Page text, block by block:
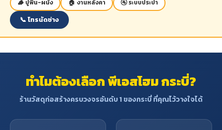
🪵 ปูพื้น-ผนัง
🏠 งานหลังคา 🚰 ระบบประปา
📞 โทรนัดช่าง
ทำไมต้องเลือก พีเอสโฮม กระบี่?
ร้านวัสดุก่อสร้างครบวงจรอันดับ 1 ของกระบี่ ที่คุณไว้วางใจได้